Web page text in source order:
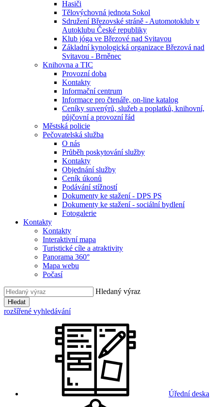
Hasiči
Tělovýchovná jednota Sokol
Sdružení Březovské stráně - Automotoklub v
Autoklubu České republiky
Klub jóga ve Březové nad Svitavou
Základní kynologická organizace Březová nad
Svitavou - Brněnec
Knihovna a TIC
Provozní doba
Kontakty
Informační centrum
Informace pro čtenáře, on-line katalog
Ceníky suvenýrů, služeb a poplatků, knihovní,
půjčovní a provozní řád
Městská policie
Pečovatelská služba
O nás
Průběh poskytování služby
Kontakty
Objednání služby
Ceník úkonů
Podávání stížností
Dokumenty ke stažení - DPS PS
Dokumenty ke stažení - sociální bydlení
Fotogalerie
Kontakty
Kontakty
Interaktivní mapa
Turistické cíle a atraktivity
Panorama 360°
Mapa webu
Počasí
Hledaný výraz
Hledat
rozšířené vyhledávání
Úřední deska